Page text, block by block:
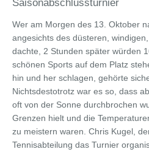
Saisonabschlussturnier
Wer am Morgen des 13. Oktober
angesichts des düsteren,
dachte, 2 Stunden später würden
schönen Sports auf dem Platz
hin und her schlagen, gehörte
Nichtsdestotrotz war es so, dass
oft von der Sonne durchbrochen
Grenzen hielt und die
zu meistern waren. Chris Kugel,
Tennisabteilung das Turnier